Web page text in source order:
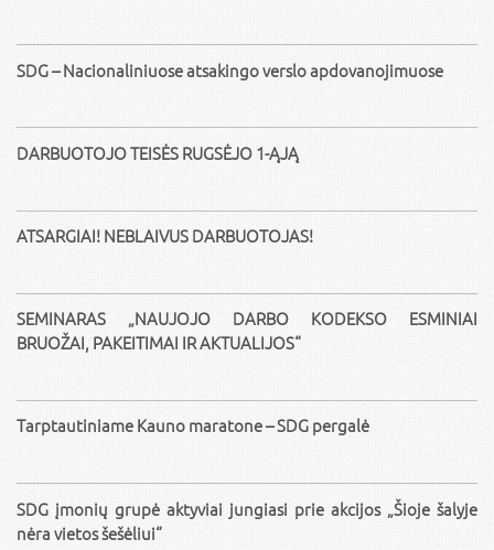
SDG – Nacionaliniuose atsakingo verslo apdovanojimuose
DARBUOTOJO TEISĖS RUGSĖJO 1-ĄJĄ
ATSARGIAI! NEBLAIVUS DARBUOTOJAS!
SEMINARAS „NAUJOJO DARBO KODEKSO ESMINIAI
BRUOŽAI, PAKEITIMAI IR AKTUALIJOS“
Tarptautiniame Kauno maratone – SDG pergalė
SDG įmonių grupė aktyviai jungiasi prie akcijos „Šioje šalyje
nėra vietos šešėliui“